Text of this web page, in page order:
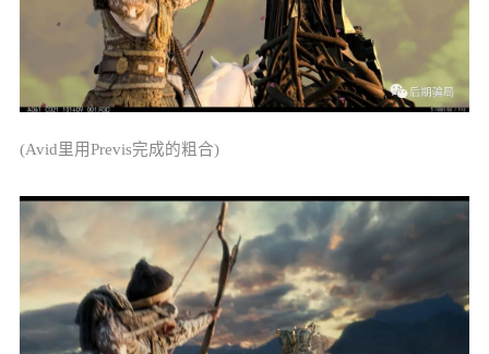
(Avid里用Previs完成的粗合)